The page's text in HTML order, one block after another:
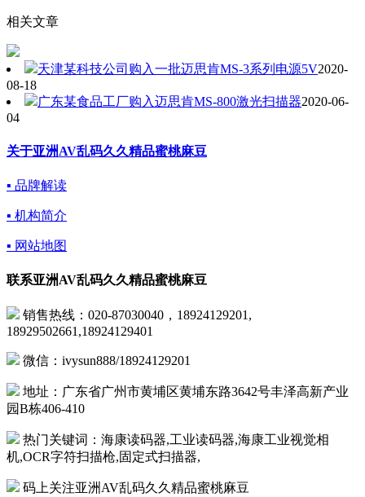
相关文章
天津某科技公司购入一批迈思肯MS-3系列电源5V2020-
08-18
广东某食品工厂购入迈思肯MS-800激光扫描器2020-06-
04
关于亚洲AV乱码久久精品蜜桃麻豆
▪ 品牌解读
▪ 机构简介
▪ 网站地图
联系亚洲AV乱码久久精品蜜桃麻豆
销售热线：020-87030040，18924129201,
18929502661,18924129401
微信：ivysun888/18924129201
地址：广东省广州市黄埔区黄埔东路3642号丰泽高新产业
园B栋406-410
热门关键词：海康读码器,工业读码器,海康工业视觉相
机,OCR字符扫描枪,固定式扫描器,
码上关注亚洲AV乱码久久精品蜜桃麻豆